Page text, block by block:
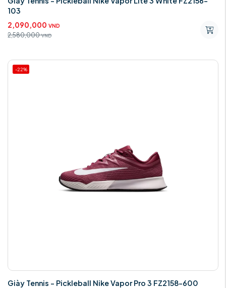
103
2,090,000 VND
2,580,000 VND
-22%
Giày Tennis - Pickleball Nike Vapor Pro 3 FZ2158-600